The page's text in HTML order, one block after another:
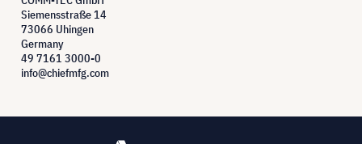
Siemensstraße 14
73066 Uhingen
Germany
49 7161 3000-0
info@chiefmfg.com